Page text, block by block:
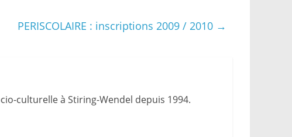
PERISCOLAIRE : inscriptions 2009 / 2010 →
culturelle à Stiring-Wendel depuis 1994.